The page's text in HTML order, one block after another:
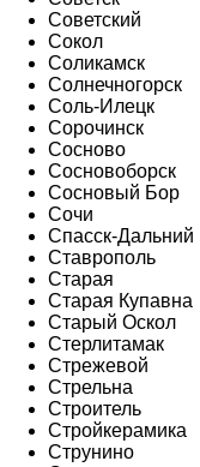
Советский
Сокол
Соликамск
Солнечногорск
Соль-Илецк
Сорочинск
Сосново
Сосновоборск
Сосновый Бор
Сочи
Спасск-Дальний
Ставрополь
Старая
Старая Купавна
Старый Оскол
Стерлитамак
Стрежевой
Стрельна
Строитель
Стройкерамика
Струнино